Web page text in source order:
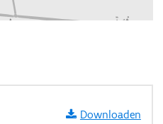
Downloaden